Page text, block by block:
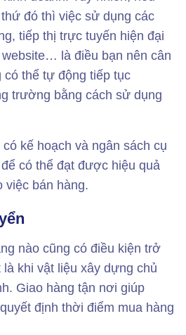
đó thì việc sử dụng các
tiếp thị trực tuyến hiện đại
là điều bạn nên cân
có thể tự động tiếp tục
trường bằng cách sử dụng
kế hoạch và ngân sách cụ
có thể đạt được hiệu quả
việc bán hàng.
nào cũng có điều kiện trở
khi vật liệu xây dựng chủ
Giao hàng tận nơi giúp
định thời điểm mua hàng